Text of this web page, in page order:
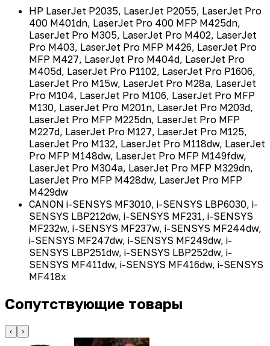
HP LaserJet P2035, LaserJet P2055, LaserJet Pro
400 M401dn, LaserJet Pro 400 MFP M425dn,
LaserJet Pro M305, LaserJet Pro M402, LaserJet
Pro M403, LaserJet Pro MFP M426, LaserJet Pro
MFP M427, LaserJet Pro M404d, LaserJet Pro
M405d, LaserJet Pro P1102, LaserJet Pro P1606,
LaserJet Pro M15w, LaserJet Pro M28a, LaserJet
Pro M104, LaserJet Pro M106, LaserJet Pro MFP
M130, LaserJet Pro M201n, LaserJet Pro M203d,
LaserJet Pro MFP M225dn, LaserJet Pro MFP
M227d, LaserJet Pro M127, LaserJet Pro M125,
LaserJet Pro M132, LaserJet Pro M118dw, LaserJet
Pro MFP M148dw, LaserJet Pro MFP M149fdw,
LaserJet Pro M304a, LaserJet Pro MFP M329dn,
LaserJet Pro MFP M428dw, LaserJet Pro MFP
M429dw
СANON i-SENSYS MF3010, i-SENSYS LBP6030, i-
SENSYS LBP212dw, i-SENSYS MF231, i-SENSYS
MF232w, i-SENSYS MF237w, i-SENSYS MF244dw,
i-SENSYS MF247dw, i-SENSYS MF249dw, i-
SENSYS LBP251dw, i-SENSYS LBP252dw, i-
SENSYS MF411dw, i-SENSYS MF416dw, i-SENSYS
MF418x
Сопутствующие товары
‹ ›